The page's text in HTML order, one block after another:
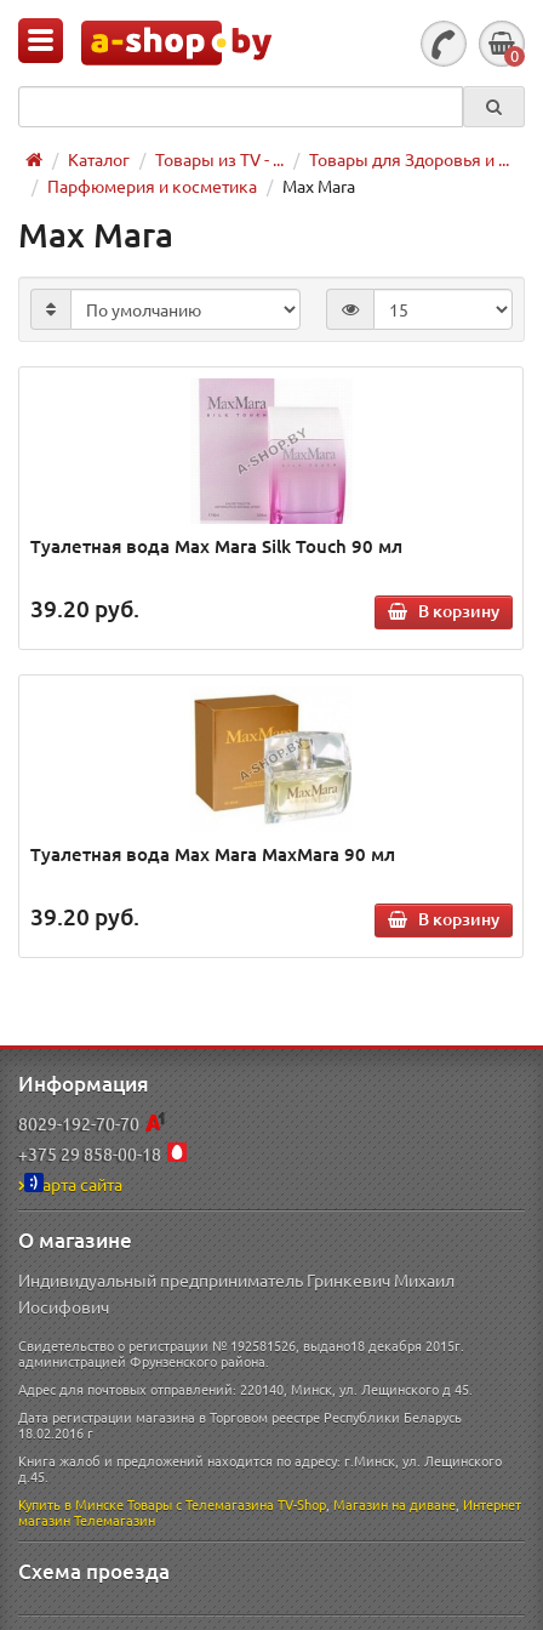
0
Каталог Товары из TV - ...
Товары для Здоровья и ...
Парфюмерия и косметика
Max Mara
Max Mara
Туалетная вода Max Mara Silk Touch 90 мл
39.20 руб. В корзину
Туалетная вода Max Mara MaxMara 90 мл
39.20 руб. В корзину
Информация
8029-192-70-70
+375 29 858-00-18
Карта сайта
О магазине
Индивидуальный предприниматель Гринкевич Михаил
Иосифович
Свидетельство о регистрации № 192581526, выдано18 декабря 2015г.
администрацией Фрунзенского района.
Адрес для почтовых отправлений: 220140, Минск, ул. Лещинского д 45.
Дата регистрации магазина в Торговом реестре Республики Беларусь
18.02.2016 г
Книга жалоб и предложений находится по адресу: г.Минск, ул. Лещинского
д.45.
Купить в МинскеТовары с Телемагазина TV-Shop,Магазин на диване,Интернет
магазинТелемагазин
Схема проезда